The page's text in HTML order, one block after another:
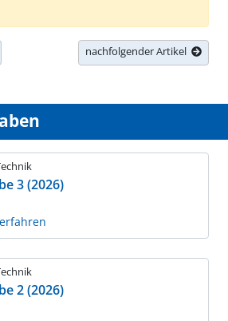
nachfolgender Artikel
3 (2026)
2 (2026)